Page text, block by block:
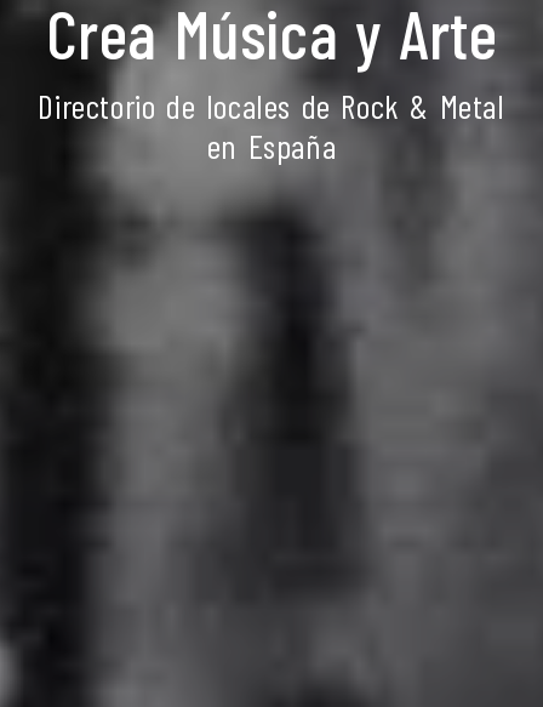
Crea Música y Arte
Directorio de locales de Rock & Metal
en España